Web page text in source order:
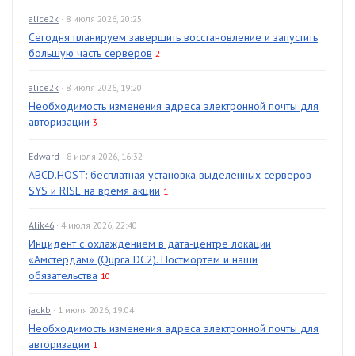
alice2k · 8 июля 2026, 20:25
Сегодня планируем завершить восстановление и запустить
большую часть серверов 2
alice2k · 8 июля 2026, 19:20
Необходимость изменения адреса электронной почты для
авторизации 3
Edward · 8 июля 2026, 16:32
ABCD.HOST: бесплатная установка выделенных серверов
SYS и RISE на время акции 1
Alik46 · 4 июля 2026, 22:40
Инцидент с охлаждением в дата-центре локации
«Амстердам» (Qupra DC2). Постмортем и наши
обязательства 10
jackb · 1 июля 2026, 19:04
Необходимость изменения адреса электронной почты для
авторизации 1